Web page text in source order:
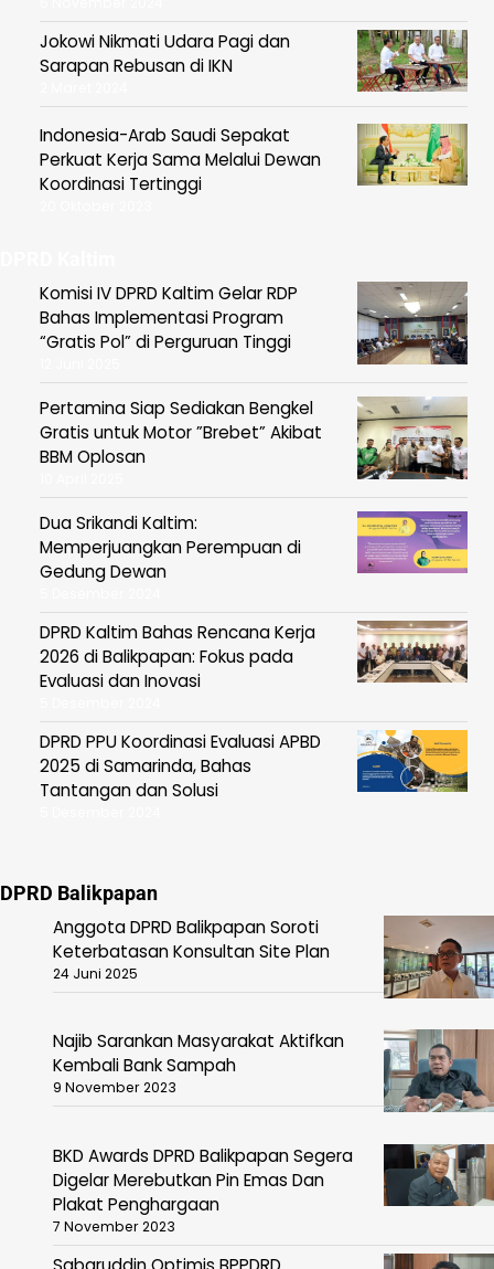
Jokowi Nikmati Udara Pagi dan
Sarapan Rebusan di IKN
Indonesia-Arab Saudi Sepakat
Perkuat Kerja Sama Melalui Dewan
Koordinasi Tertinggi
Komisi IV DPRD Kaltim Gelar RDP
Bahas Implementasi Program
“Gratis Pol” di Perguruan Tinggi
Pertamina Siap Sediakan Bengkel
Gratis untuk Motor ”Brebet” Akibat
BBM Oplosan
Dua Srikandi Kaltim:
Memperjuangkan Perempuan di
Gedung Dewan
DPRD Kaltim Bahas Rencana Kerja
2026 di Balikpapan: Fokus pada
Evaluasi dan Inovasi
DPRD PPU Koordinasi Evaluasi APBD
2025 di Samarinda, Bahas
Tantangan dan Solusi
DPRD Balikpapan
Anggota DPRD Balikpapan Soroti
Keterbatasan Konsultan Site Plan
24 Juni 2025
Najib Sarankan Masyarakat Aktifkan
Kembali Bank Sampah
9 November 2023
BKD Awards DPRD Balikpapan Segera
Digelar Merebutkan Pin Emas Dan
Plakat Penghargaan
7 November 2023